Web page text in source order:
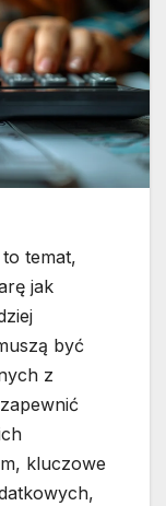
temat,
jak
być
z
kluczowe